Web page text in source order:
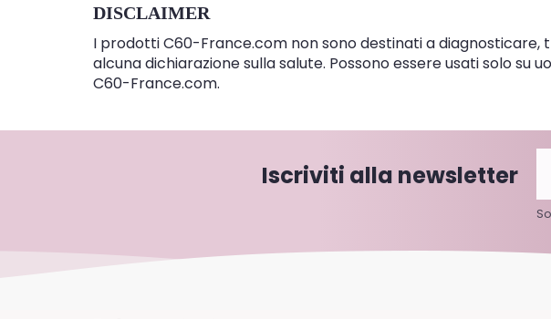
DISCLAIMER
I prodotti C60-France.com non sono destinati a
alcuna dichiarazione sulla salute. Possono essere usati solo su
C60-France.com.
Iscriviti alla newsletter